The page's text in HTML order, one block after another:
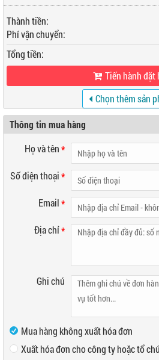
Thành tiền:
Phí vận chuyển:
Tổng tiền:
Tiến hành đặt
Chọn thêm sản
khác
Thông tin mua hàng
Họ và tên*
Số điện thoại*
Email*
Địa chỉ*
Ghi chú
Mua hàng không xuất hóa đơn
Xuất hóa đơn cho công ty hoặc tổ